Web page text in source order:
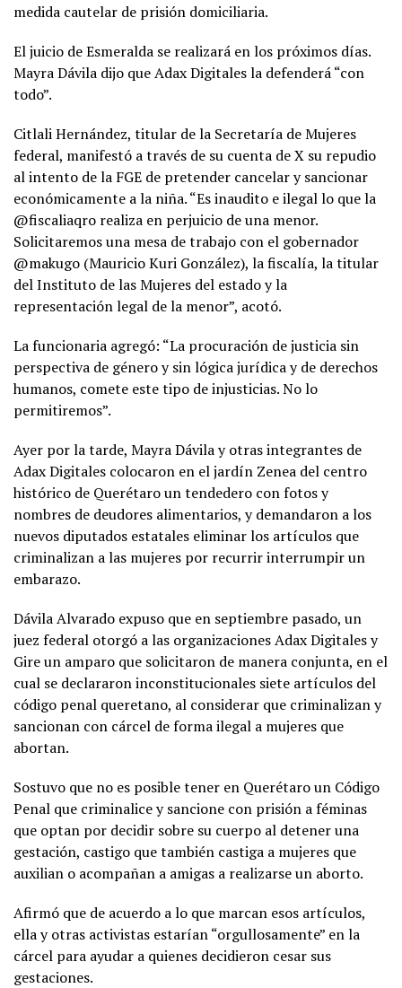
medida cautelar de prisión domiciliaria.
El juicio de Esmeralda se realizará en los próximos días.
Mayra Dávila dijo que Adax Digitales la defenderá “con
todo”.
Citlali Hernández, titular de la Secretaría de Mujeres
federal, manifestó a través de su cuenta de X su repudio
al intento de la FGE de pretender cancelar y sancionar
económicamente a la niña. “Es inaudito e ilegal lo que la
@fiscaliaqro realiza en perjuicio de una menor.
Solicitaremos una mesa de trabajo con el gobernador
@makugo (Mauricio Kuri González), la fiscalía, la titular
del Instituto de las Mujeres del estado y la
representación legal de la menor”, acotó.
La funcionaria agregó: “La procuración de justicia sin
perspectiva de género y sin lógica jurídica y de derechos
humanos, comete este tipo de injusticias. No lo
permitiremos”.
Ayer por la tarde, Mayra Dávila y otras integrantes de
Adax Digitales colocaron en el jardín Zenea del centro
histórico de Querétaro un tendedero con fotos y
nombres de deudores alimentarios, y demandaron a los
nuevos diputados estatales eliminar los artículos que
criminalizan a las mujeres por recurrir interrumpir un
embarazo.
Dávila Alvarado expuso que en septiembre pasado, un
juez federal otorgó a las organizaciones Adax Digitales y
Gire un amparo que solicitaron de manera conjunta, en el
cual se declararon inconstitucionales siete artículos del
código penal queretano, al considerar que criminalizan y
sancionan con cárcel de forma ilegal a mujeres que
abortan.
Sostuvo que no es posible tener en Querétaro un Código
Penal que criminalice y sancione con prisión a féminas
que optan por decidir sobre su cuerpo al detener una
gestación, castigo que también castiga a mujeres que
auxilian o acompañan a amigas a realizarse un aborto.
Afirmó que de acuerdo a lo que marcan esos artículos,
ella y otras activistas estarían “orgullosamente” en la
cárcel para ayudar a quienes decidieron cesar sus
gestaciones.